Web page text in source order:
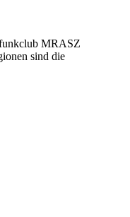
MRASZ
sind die